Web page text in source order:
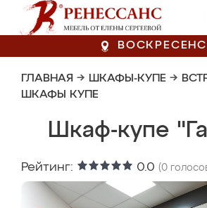
ГЛАВНАЯ → ШКАФЫ-КУПЕ →
ШКАФЫ КУПЕ
Шкаф-купе
Рейтинг: 0.0 (0